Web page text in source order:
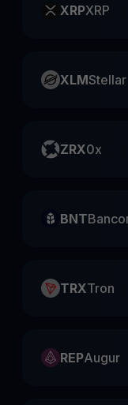
XRPXRP
XLMStellar
ZRX0x
BNT
TRXTron
REPAugur